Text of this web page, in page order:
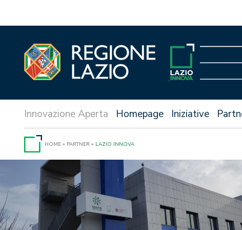
Homepage Iniziative
HOME » PARTNER » LAZIO INNOVA